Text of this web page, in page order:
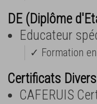
DE (Diplôme
Educateur
✓ Formation
Certificats
CAFERUIS